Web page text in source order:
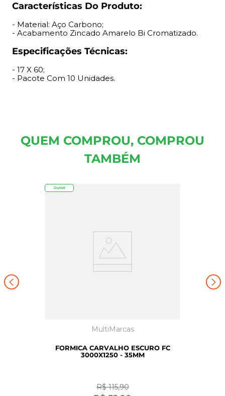
Características Do Produto:
- Material: Aço Carbono;
- Acabamento Zincado Amarelo Bi Cromatizado.
Especificações Técnicas:
- 17 X 60;
- Pacote Com 10 Unidades.
QUEM COMPROU, COMPROU
TAMBÉM
Outlet
MultiMarcas
FORMICA CARVALHO ESCURO FC
3000X1250 - 35MM
R$ 115,90